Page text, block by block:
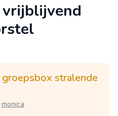
vrijblijvend
groepsbox stralende
monica